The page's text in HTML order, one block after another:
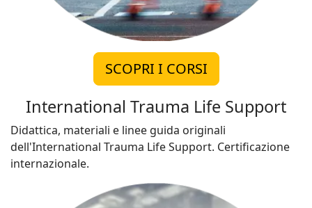
SCOPRI I CORSI
International Trauma Life Support
Didattica, materiali e linee guida originali
dell'International Trauma Life Support. Certificazione
internazionale.